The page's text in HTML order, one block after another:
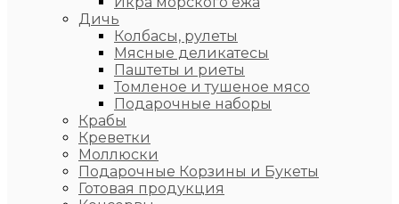
Дичь
Колбасы, рулеты
Мясные деликатесы
Паштеты и риеты
Томленое и тушеное мясо
Подарочные наборы
Крабы
Креветки
Моллюски
Подарочные Корзины и Букеты
Готовая продукция